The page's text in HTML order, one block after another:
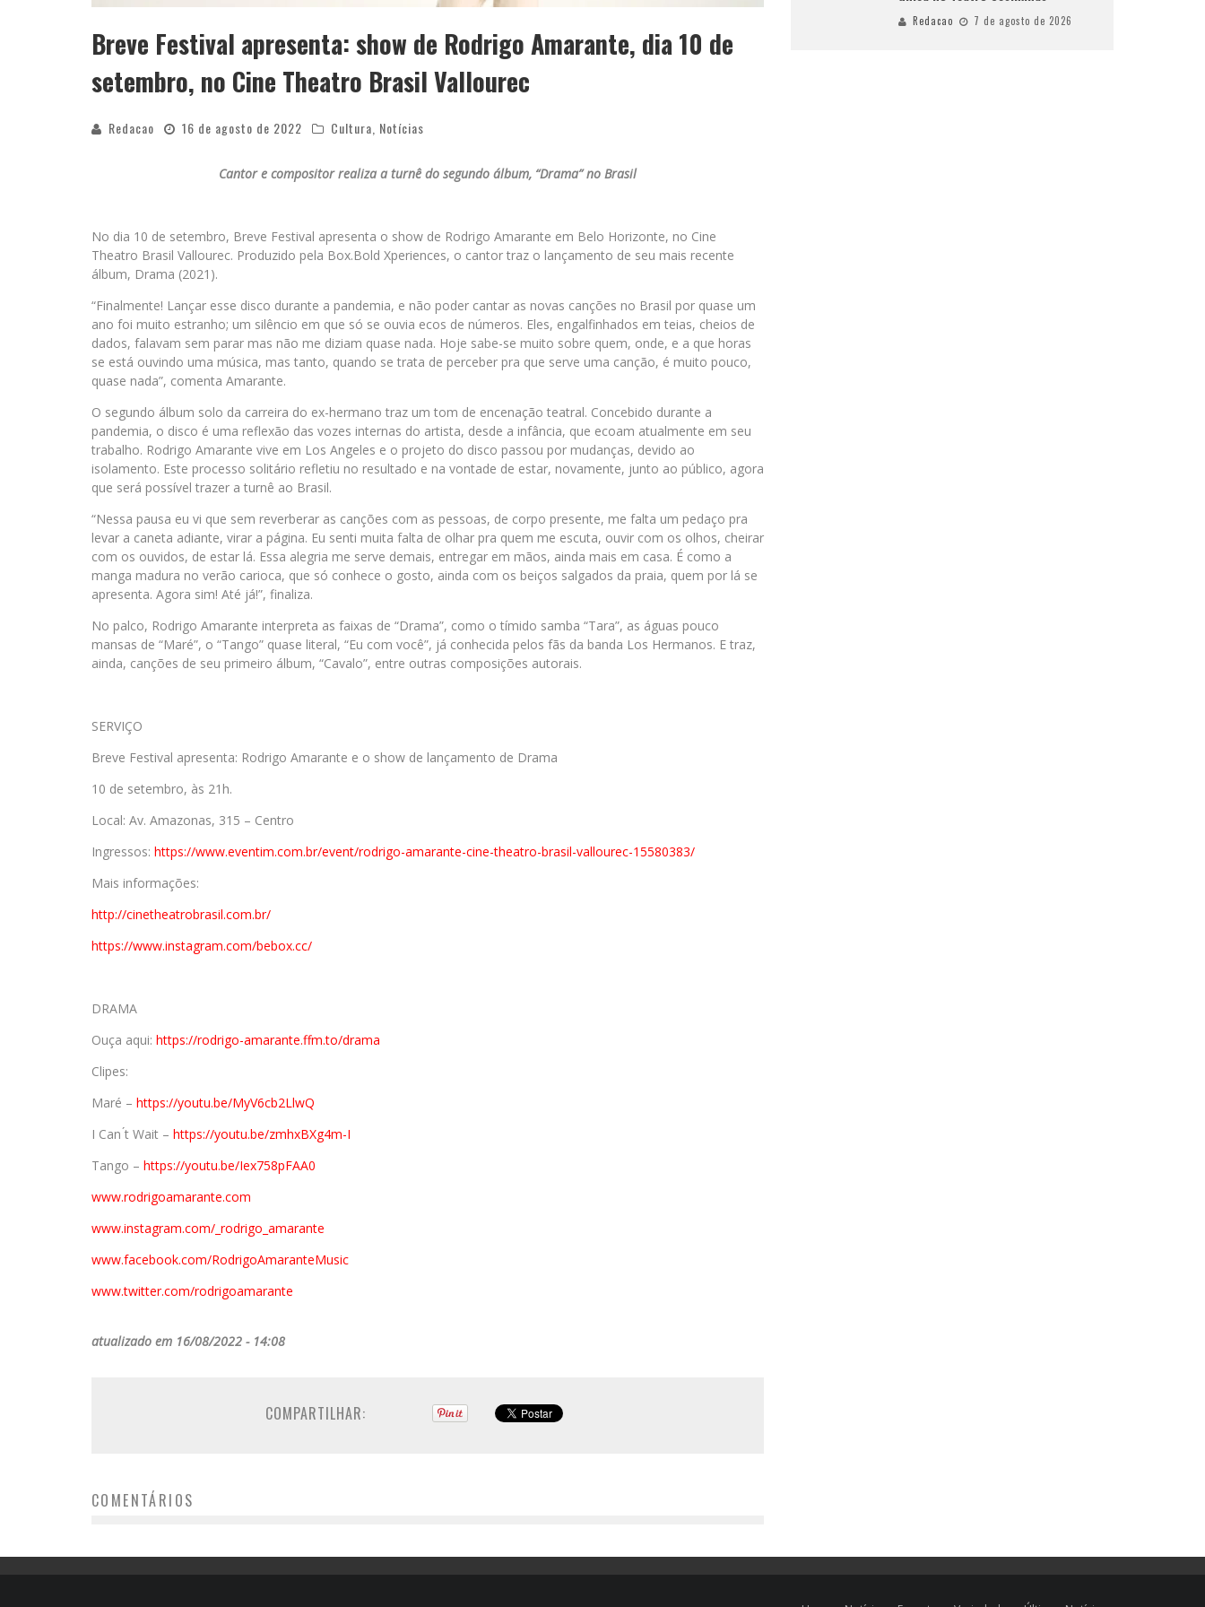
Breve Festival apresenta: show de Rodrigo Amarante, dia 10 de
setembro, no Cine Theatro Brasil Vallourec
Redacao 16 de agosto de 2022 Cultura Notícias
Cantor e compositor realiza a turnê do segundo álbum, “Drama” no Brasil
No dia 10 de setembro, Breve Festival apresenta o show de Rodrigo Amarante em Belo Horizonte, no Cine
Theatro Brasil Vallourec. Produzido pela Box.Bold Xperiences, o cantor traz o lançamento de seu mais recente
álbum, Drama (2021).
“Finalmente! Lançar esse disco durante a pandemia, e não poder cantar as novas canções no Brasil por quase um
ano foi muito estranho; um silêncio em que só se ouvia ecos de números. Eles, engalfinhados em teias, cheios de
dados, falavam sem parar mas não me diziam quase nada. Hoje sabe-se muito sobre quem, onde, e a que horas
se está ouvindo uma música, mas tanto, quando se trata de perceber pra que serve uma canção, é muito pouco,
quase nada”, comenta Amarante.
O segundo álbum solo da carreira do ex-hermano traz um tom de encenação teatral. Concebido durante a
pandemia, o disco é uma reflexão das vozes internas do artista, desde a infância, que ecoam atualmente em seu
trabalho. Rodrigo Amarante vive em Los Angeles e o projeto do disco passou por mudanças, devido ao
isolamento. Este processo solitário refletiu no resultado e na vontade de estar, novamente, junto ao público, agora
que será possível trazer a turnê ao Brasil.
“Nessa pausa eu vi que sem reverberar as canções com as pessoas, de corpo presente, me falta um pedaço pra
levar a caneta adiante, virar a página. Eu senti muita falta de olhar pra quem me escuta, ouvir com os olhos, cheirar
com os ouvidos, de estar lá. Essa alegria me serve demais, entregar em mãos, ainda mais em casa. É como a
manga madura no verão carioca, que só conhece o gosto, ainda com os beiços salgados da praia, quem por lá se
apresenta. Agora sim! Até já!”, finaliza.
No palco, Rodrigo Amarante interpreta as faixas de “Drama”, como o tímido samba “Tara”, as águas pouco
mansas de “Maré”, o “Tango” quase literal, “Eu com você”, já conhecida pelos fãs da banda Los Hermanos. E traz,
ainda, canções de seu primeiro álbum, “Cavalo”, entre outras composições autorais.
SERVIÇO
Breve Festival apresenta: Rodrigo Amarante e o show de lançamento de Drama
10 de setembro, às 21h.
Local: Av. Amazonas, 315 – Centro
Ingressos: https://www.eventim.com.br/event/rodrigo-amarante-cine-theatro-brasil-vallourec-15580383/
Mais informações:
http://cinetheatrobrasil.com.br/
https://www.instagram.com/bebox.cc/
DRAMA
Ouça aqui: https://rodrigo-amarante.ffm.to/drama
Clipes:
Maré – https://youtu.be/MyV6cb2LlwQ
I Can ́t Wait – https://youtu.be/zmhxBXg4m-I
Tango – https://youtu.be/Iex758pFAA0
www.rodrigoamarante.com
www.instagram.com/_rodrigo_ amarante
www.facebook.com/RodrigoAmaranteMusic
www.twitter.com/rodrigoamarante
atualizado em 16/08/2022 - 14:08
COMPARTILHAR:
COMENTÁRIOS
Redacao 7 de agosto de 2026